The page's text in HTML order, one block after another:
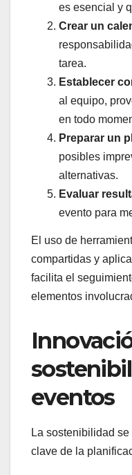
es esencial y
Crear un
tarea.
Establecer
al equipo,
en todo
Preparar un
posibles
alternativas.
Evaluar
evento para
El uso de
compartidas y
facilita el
elementos
eventos
La sostenibilidad
clave de la